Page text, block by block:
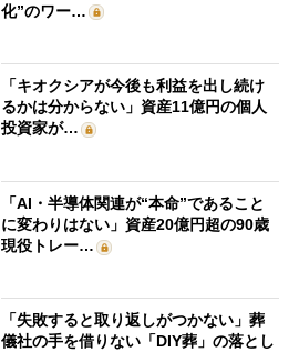
化”のワー…
「キオクシアが今後も利益を出し続け
るかは分からない」資産11億円の個人
投資家が…
「AI・半導体関連が“本命”であること
に変わりはない」資産20億円超の90歳
現役トレー…
「失敗すると取り返しがつかない」葬
儀社の手を借りない「DIY葬」の落とし